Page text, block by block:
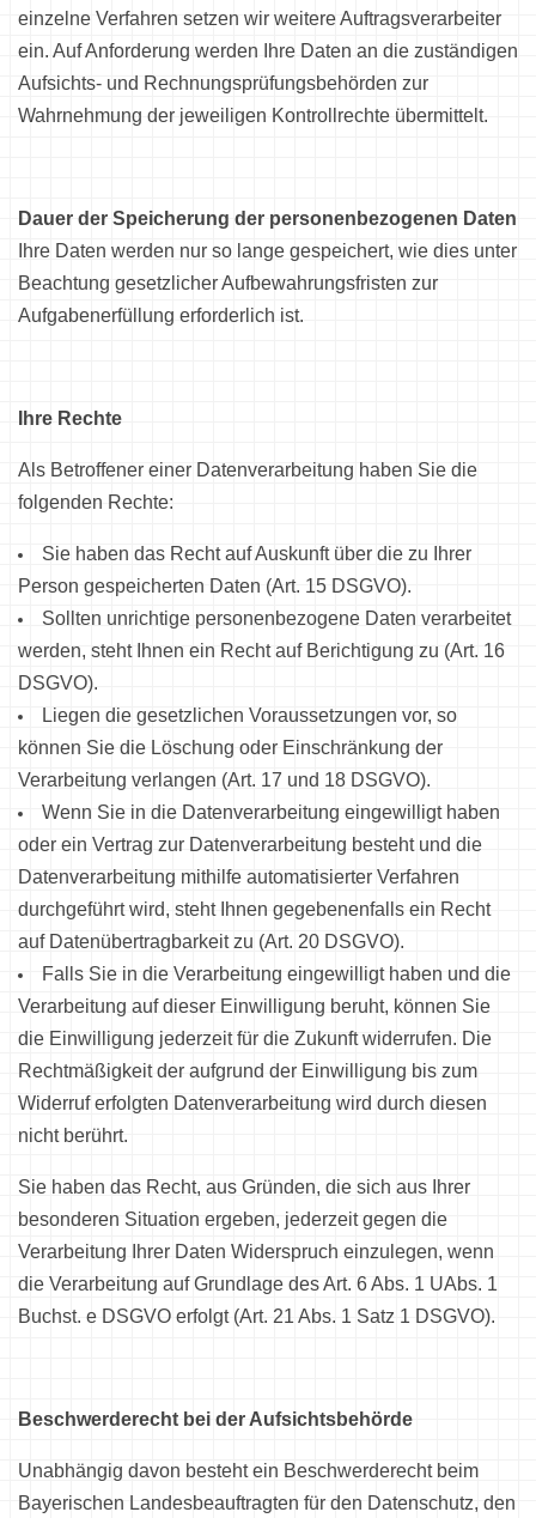
einzelne Verfahren setzen wir weitere Auftragsverarbeiter
ein. Auf Anforderung werden Ihre Daten an die zuständigen
Aufsichts- und Rechnungsprüfungsbehörden zur
Wahrnehmung der jeweiligen Kontrollrechte übermittelt.
Dauer der Speicherung der personenbezogenen Daten
Ihre Daten werden nur so lange gespeichert, wie dies unter
Beachtung gesetzlicher Aufbewahrungsfristen zur
Aufgabenerfüllung erforderlich ist.
Ihre Rechte
Als Betroffener einer Datenverarbeitung haben Sie die
folgenden Rechte:
Sie haben das Recht auf Auskunft über die zu Ihrer
Person gespeicherten Daten (Art. 15 DSGVO).
Sollten unrichtige personenbezogene Daten verarbeitet
werden, steht Ihnen ein Recht auf Berichtigung zu (Art. 16
DSGVO).
Liegen die gesetzlichen Voraussetzungen vor, so
können Sie die Löschung oder Einschränkung der
Verarbeitung verlangen (Art. 17 und 18 DSGVO).
Wenn Sie in die Datenverarbeitung eingewilligt haben
oder ein Vertrag zur Datenverarbeitung besteht und die
Datenverarbeitung mithilfe automatisierter Verfahren
durchgeführt wird, steht Ihnen gegebenenfalls ein Recht
auf Datenübertragbarkeit zu (Art. 20 DSGVO).
Falls Sie in die Verarbeitung eingewilligt haben und die
Verarbeitung auf dieser Einwilligung beruht, können Sie
die Einwilligung jederzeit für die Zukunft widerrufen. Die
Rechtmäßigkeit der aufgrund der Einwilligung bis zum
Widerruf erfolgten Datenverarbeitung wird durch diesen
nicht berührt.
Sie haben das Recht, aus Gründen, die sich aus Ihrer
besonderen Situation ergeben, jederzeit gegen die
Verarbeitung Ihrer Daten Widerspruch einzulegen, wenn
die Verarbeitung auf Grundlage des Art. 6 Abs. 1 UAbs. 1
Buchst. e DSGVO erfolgt (Art. 21 Abs. 1 Satz 1 DSGVO).
Beschwerderecht bei der Aufsichtsbehörde
Unabhängig davon besteht ein Beschwerderecht beim
Bayerischen Landesbeauftragten für den Datenschutz, den